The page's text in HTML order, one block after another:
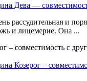
Дева —
рассудительная и
и лицемерие. Она ...
Козерог –